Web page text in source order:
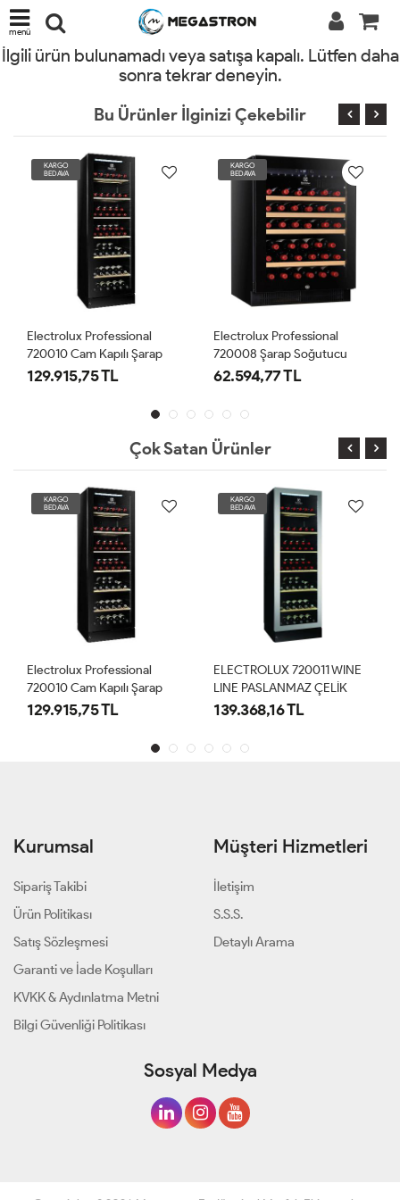
menü
İlgili ürün bulunamadı veya satışa kapalı. Lütfen daha
sonra tekrar deneyin.
Bu Ürünler İlginizi Çekebilir
KARGO
BEDAVA
Electrolux Professional
720010 Cam Kapılı Şarap
Dolabı, 170 Şişe, Siyah
129.915,75 TL
KARGO
BEDAVA
Electrolux Professional
720008 Şarap Soğutucu
62.594,77 TL
Çok Satan Ürünler
KARGO
BEDAVA
Electrolux Professional
720010 Cam Kapılı Şarap
Dolabı, 170 Şişe, Siyah
129.915,75 TL
KARGO
BEDAVA
ELECTROLUX 720011 WINE
LINE PASLANMAZ ÇELİK
ÇITALI CAM KAPILI ŞARAP
139.368,16 TL
Kurumsal
Sipariş Takibi
Ürün Politikası
Satış Sözleşmesi
Garanti ve İade Koşulları
KVKK & Aydınlatma Metni
Bilgi Güvenliği Politikası
Müşteri Hizmetleri
İletişim
S.S.S.
Detaylı Arama
Sosyal Medya